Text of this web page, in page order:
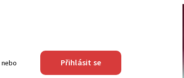
nebo Přihlásit se